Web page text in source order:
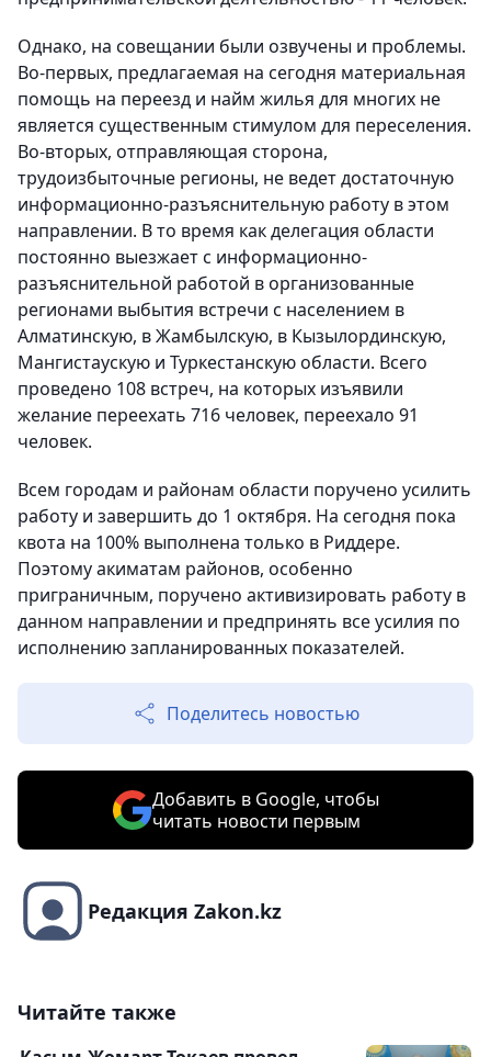
Однако, на совещании были озвучены и проблемы.
Во-первых, предлагаемая на сегодня материальная
помощь на переезд и найм жилья для многих не
является существенным стимулом для переселения.
Во-вторых, отправляющая сторона,
трудоизбыточные регионы, не ведет достаточную
информационно-разъяснительную работу в этом
направлении. В то время как делегация области
постоянно выезжает с информационно-
разъяснительной работой в организованные
регионами выбытия встречи с населением в
Алматинскую, в Жамбылскую, в Кызылординскую,
Мангистаускую и Туркестанскую области. Всего
проведено 108 встреч, на которых изъявили
желание переехать 716 человек, переехало 91
человек.
Всем городам и районам области поручено усилить
работу и завершить до 1 октября. На сегодня пока
квота на 100% выполнена только в Риддере.
Поэтому акиматам районов, особенно
приграничным, поручено активизировать работу в
данном направлении и предпринять все усилия по
исполнению запланированных показателей.
Поделитесь новостью
Добавить в Google, чтобы
читать новости первым
Редакция Zakon.kz
Читайте также